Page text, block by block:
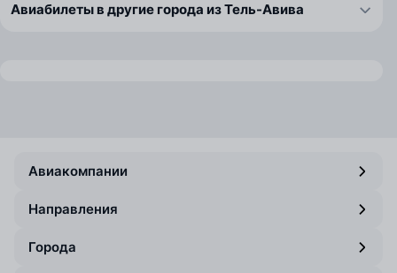
Авиабилеты в другие города из Тель-Авива
Авиакомпании
Направления
Города